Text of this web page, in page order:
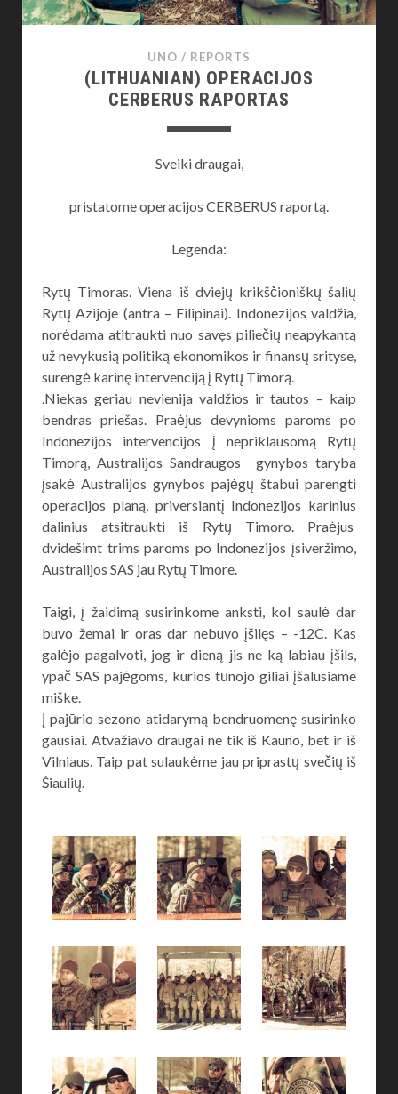
UNO / REPORTS
(LITHUANIAN) OPERACIJOS
CERBERUS RAPORTAS
Sveiki draugai,
pristatome operacijos CERBERUS raportą.
Legenda:
Rytų Timoras. Viena iš dviejų krikščioniškų šalių
Rytų Azijoje (antra – Filipinai). Indonezijos valdžia,
norėdama atitraukti nuo savęs piliečių neapykantą
už nevykusią politiką ekonomikos ir finansų srityse,
surengė karinę intervenciją į Rytų Timorą.
.Niekas geriau nevienija valdžios ir tautos – kaip
bendras priešas. Praėjus devynioms paroms po
Indonezijos intervencijos į nepriklausomą Rytų
Timorą, Australijos Sandraugos gynybos taryba
įsakė Australijos gynybos pajėgų štabui parengti
operacijos planą, priversiantį Indonezijos karinius
dalinius atsitraukti iš Rytų Timoro. Praėjus
dvidešimt trims paroms po Indonezijos įsiveržimo,
Australijos SAS jau Rytų Timore.
Taigi, į žaidimą susirinkome anksti, kol saulė dar
buvo žemai ir oras dar nebuvo įšilęs – -12C. Kas
galėjo pagalvoti, jog ir dieną jis ne ką labiau įšils,
ypač SAS pajėgoms, kurios tūnojo giliai įšalusiame
miške.
Į pajūrio sezono atidarymą bendruomenę susirinko
gausiai. Atvažiavo draugai ne tik iš Kauno, bet ir iš
Vilniaus. Taip pat sulaukėme jau priprastų svečių iš
Šiaulių.